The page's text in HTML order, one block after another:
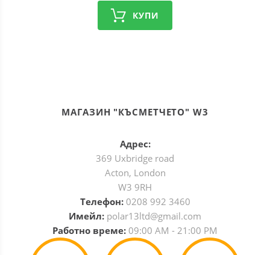
КУПИ
МАГАЗИН "КЪСМЕТЧЕТО" W3
Адрес:
369 Uxbridge road
Acton, London
W3 9RH
Телефон: 0208 992 3460
Имейл: polar13ltd@gmail.com
Работно време: 09:00 AM - 21:00 PM